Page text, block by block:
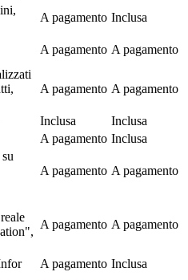
A pagamento Inclusa
A pagamento A pagamento
A pagamento A pagamento
Inclusa
Inclusa
A pagamento Inclusa
A pagamento A pagamento
A pagamento A pagamento
A pagamento Inclusa